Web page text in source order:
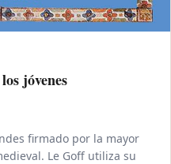
jóvenes
firmado por la mayor
Le Goff utiliza su